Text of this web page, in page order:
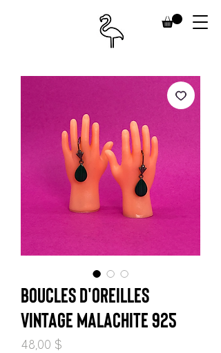
Boucles d'oreilles
vintage malachite 925
48,00 $